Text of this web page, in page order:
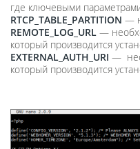
где ключевыми
RTCP_TABLE_PARTITION —
REMOTE_LOG_URL —
который производится
EXTERNAL_AUTH_URI —
который производится